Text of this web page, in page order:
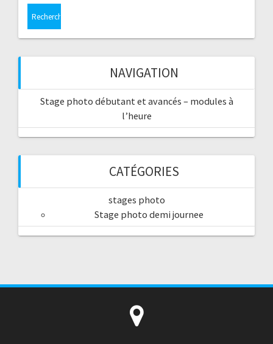
NAVIGATION
Stage photo débutant et avancés – modules à
l’heure
CATÉGORIES
stages photo
Stage photo demi journee